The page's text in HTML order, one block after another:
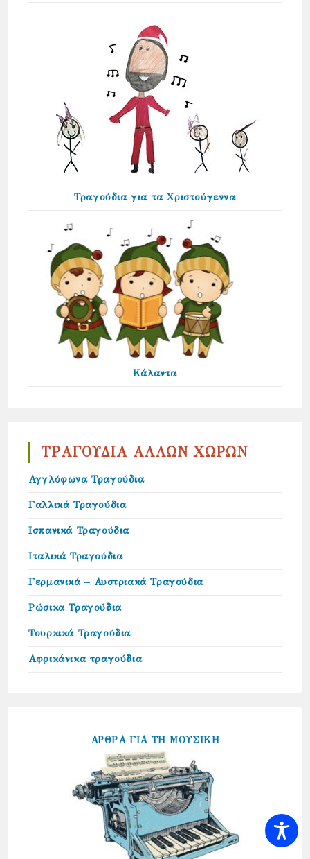
Τραγούδια για τα Χριστούγεννα
Κάλαντα
ΤΡΑΓΟΥΔΙΑ ΑΛΛΩΝ ΧΩΡΩΝ
Αγγλόφωνα Τραγούδια
Γαλλικά Τραγούδια
Ισπανικά Τραγούδια
Ιταλικά Τραγούδια
Γερμανικά – Αυστριακά Τραγούδια
Ρώσικα Τραγούδια
Τουρκικά Τραγούδια
Αφρικάνικα τραγούδια
ΑΡΘΡΑ ΓΙΑ ΤΗ ΜΟΥΣΙΚΗ